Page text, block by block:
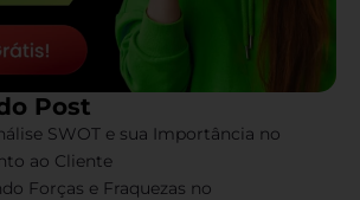
Post
SWOT e sua Importância no
ao Cliente
Forças e Fraquezas no